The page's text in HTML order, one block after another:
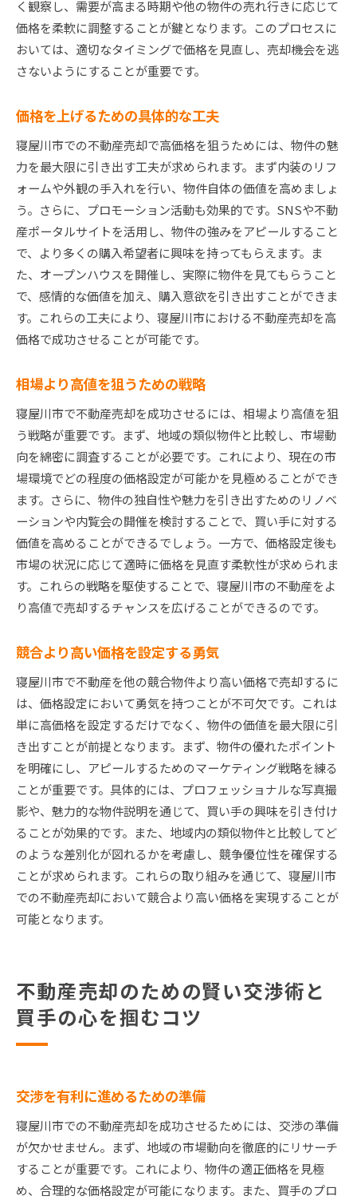
く観察し、需要が高まる時期や他の物件の売れ行きに応じて
価格を柔軟に調整することが鍵となります。このプロセスに
おいては、適切なタイミングで価格を見直し、売却機会を逃
さないようにすることが重要です。
価格を上げるための具体的な工夫
寝屋川市での不動産売却で高価格を狙うためには、物件の魅
力を最大限に引き出す工夫が求められます。まず内装のリフ
ォームや外観の手入れを行い、物件自体の価値を高めましょ
う。さらに、プロモーション活動も効果的です。SNSや不動
産ポータルサイトを活用し、物件の強みをアピールすること
で、より多くの購入希望者に興味を持ってもらえます。ま
た、オープンハウスを開催し、実際に物件を見てもらうこと
で、感情的な価値を加え、購入意欲を引き出すことができま
す。これらの工夫により、寝屋川市における不動産売却を高
価格で成功させることが可能です。
相場より高値を狙うための戦略
寝屋川市で不動産売却を成功させるには、相場より高値を狙
う戦略が重要です。まず、地域の類似物件と比較し、市場動
向を綿密に調査することが必要です。これにより、現在の市
場環境でどの程度の価格設定が可能かを見極めることができ
ます。さらに、物件の独自性や魅力を引き出すためのリノベ
ーションや内覧会の開催を検討することで、買い手に対する
価値を高めることができるでしょう。一方で、価格設定後も
市場の状況に応じて適時に価格を見直す柔軟性が求められま
す。これらの戦略を駆使することで、寝屋川市の不動産をよ
り高値で売却するチャンスを広げることができるのです。
競合より高い価格を設定する勇気
寝屋川市で不動産を他の競合物件より高い価格で売却するに
は、価格設定において勇気を持つことが不可欠です。これは
単に高価格を設定するだけでなく、物件の価値を最大限に引
き出すことが前提となります。まず、物件の優れたポイント
を明確にし、アピールするためのマーケティング戦略を練る
ことが重要です。具体的には、プロフェッショナルな写真撮
影や、魅力的な物件説明を通じて、買い手の興味を引き付け
ることが効果的です。また、地域内の類似物件と比較してど
のような差別化が図れるかを考慮し、競争優位性を確保する
ことが求められます。これらの取り組みを通じて、寝屋川市
での不動産売却において競合より高い価格を実現することが
可能となります。
不動産売却のための賢い交渉術と
買手の心を掴むコツ
交渉を有利に進めるための準備
寝屋川市での不動産売却を成功させるためには、交渉の準備
が欠かせません。まず、地域の市場動向を徹底的にリサーチ
することが重要です。これにより、物件の適正価格を見極
め、合理的な価格設定が可能になります。また、買手のプロ